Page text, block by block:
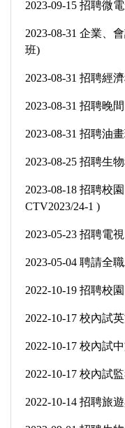
2023-09-15 招聘微
2023-08-31 企業、
班)
2023-08-31 招聘經
2023-08-31 招聘晚
2023-08-31 招聘油
2023-08-25 招聘生
2023-08-18 招聘校
CTV2023/24-1 )
2023-05-23 招聘電
2023-05-04 聘請全
2022-10-19 招聘校
2022-10-17 校內試
2022-10-17 校內試
2022-10-17 校內試
2022-10-14 招聘旅